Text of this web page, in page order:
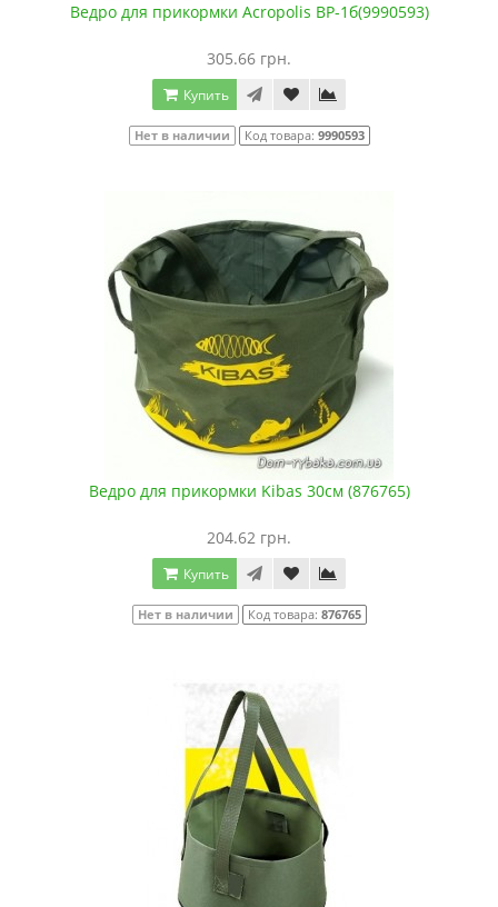
Ведро для прикормки Acropolis ВР-1б(9990593)
305.66 грн.
Купить
Нет в наличии Код товара: 9990593
Ведро для прикормки Kibas 30см (876765)
204.62 грн.
Купить
Нет в наличии Код товара: 876765